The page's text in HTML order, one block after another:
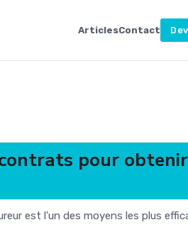
ArticlesContact
pour
est l'un des moyens les plus